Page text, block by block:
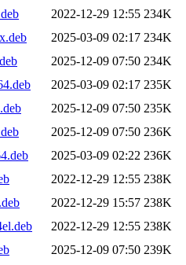
2022-12-29 12:55 234K
2025-03-09 02:17 234K
2025-12-09 07:50 234K
2025-03-09 02:17 235K
2025-12-09 07:50 235K
2025-12-09 07:50 236K
2025-03-09 02:22 236K
2022-12-29 12:55 238K
2022-12-29 15:57 238K
2022-12-29 12:55 238K
2025-12-09 07:50 239K